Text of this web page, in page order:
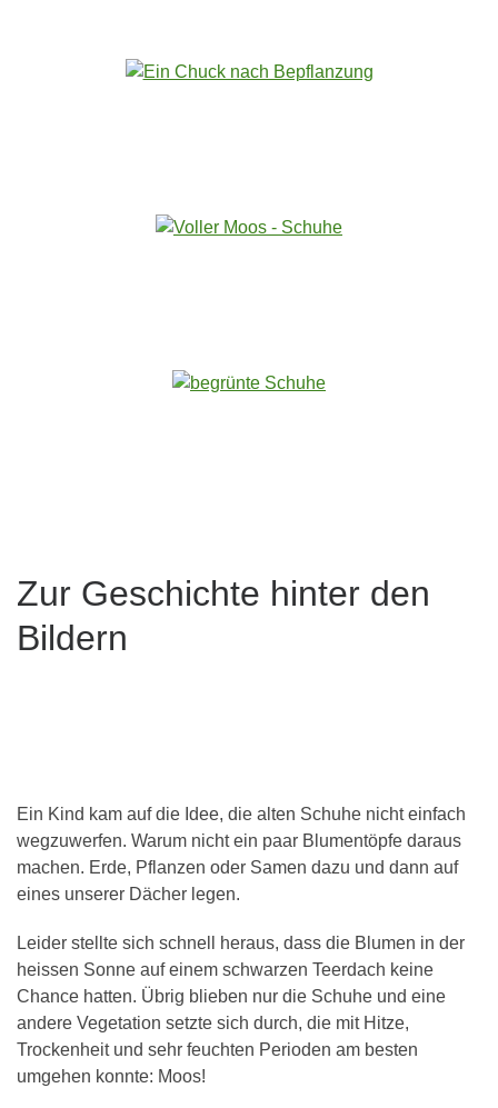
Zur Geschichte hinter den
Bildern
Ein Kind kam auf die Idee, die alten Schuhe nicht einfach
wegzuwerfen. Warum nicht ein paar Blumentöpfe daraus
machen. Erde, Pflanzen oder Samen dazu und dann auf
eines unserer Dächer legen.
Leider stellte sich schnell heraus, dass die Blumen in der
heissen Sonne auf einem schwarzen Teerdach keine
Chance hatten. Übrig blieben nur die Schuhe und eine
andere Vegetation setzte sich durch, die mit Hitze,
Trockenheit und sehr feuchten Perioden am besten
umgehen konnte: Moos!